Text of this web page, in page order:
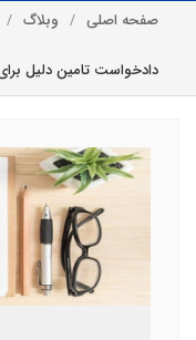
صفحه اصلی وبلاگ
دادخواست تامین دلیل